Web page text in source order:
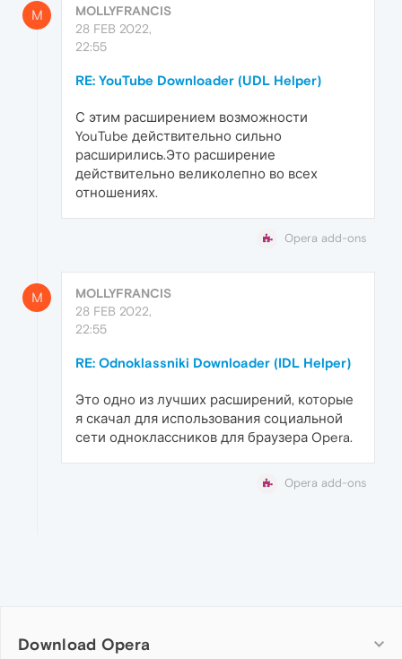
M
MOLLYFRANCIS
28 FEB 2022,
22:55
RE: YouTube Downloader (UDL Helper)
С этим расширением возможности
YouTube действительно сильно
расширились.Это расширение
действительно великолепно во всех
отношениях.
Opera add-ons
M
MOLLYFRANCIS
28 FEB 2022,
22:55
RE: Odnoklassniki Downloader (IDL Helper)
Это одно из лучших расширений, которые
я скачал для использования социальной
сети одноклассников для браузера Opera.
Opera add-ons
Download Opera